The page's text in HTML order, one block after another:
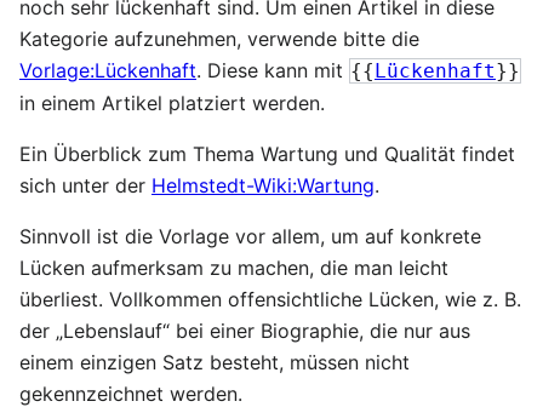
noch sehr lückenhaft sind. Um einen Artikel in diese
Kategorie aufzunehmen, verwende bitte die
Vorlage:Lückenhaft. Diese kann mit {{Lückenhaft}}
in einem Artikel platziert werden.
Ein Überblick zum Thema Wartung und Qualität findet
sich unter der Helmstedt-Wiki:Wartung.
Sinnvoll ist die Vorlage vor allem, um auf konkrete
Lücken aufmerksam zu machen, die man leicht
überliest. Vollkommen offensichtliche Lücken, wie z. B.
der „Lebenslauf“ bei einer Biographie, die nur aus
einem einzigen Satz besteht, müssen nicht
gekennzeichnet werden.